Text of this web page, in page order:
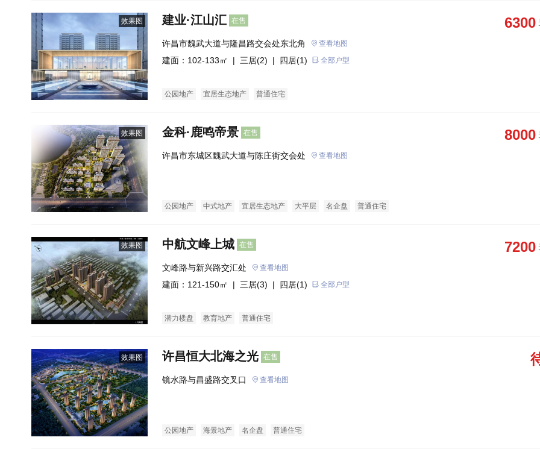
效果图 建业·江山汇 在售 6300
许昌市魏武大道与隆昌路交会处东北角 查看地图
建面：102-133㎡ | 三居(2) | 四居(1) 全部户型
公园地产 宜居生态地产 普通住宅
效果图 金科·鹿鸣帝景 在售 8000
许昌市东城区魏武大道与陈庄街交会处 查看地图
公园地产 中式地产 宜居生态地产 大平层 名企盘 普通住宅
效果图 中航文峰上城 在售 7200
文峰路与新兴路交汇处 查看地图
建面：121-150㎡ | 三居(3) | 四居(1) 全部户型
潜力楼盘 教育地产 普通住宅
效果图 许昌恒大北海之光 在售
镜水路与昌盛路交叉口 查看地图
公园地产 海景地产 名企盘 普通住宅